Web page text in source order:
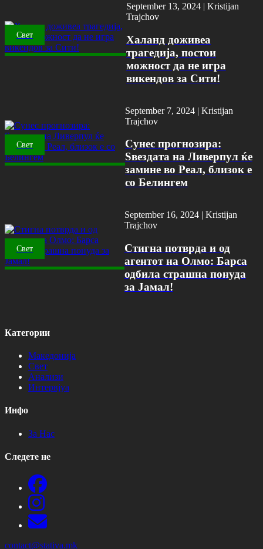
Свет
September 13, 2024 | Kristijan
Trajchov
Халанд доживеа
трагедија, постои
можност да не игра
викендов за Сити!
Свет
September 7, 2024 | Kristijan
Trajchov
Сунес прогнозира:
Ѕвездата на Ливерпул ќе
замине во Реал, близок е
со Белингем
Свет
September 16, 2024 | Kristijan
Trajchov
Стигна потврда и од
агентот на Олмо: Барса
одбила страшна понуда
за Јамал!
Категории
Македонија
Свет
Анализи
Интервјуа
Инфо
За Нас
Следете не
contact@stativa.mk